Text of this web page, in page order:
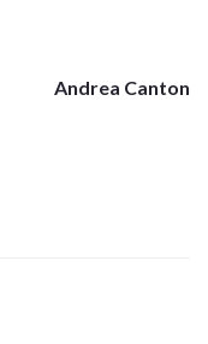
Andrea Canton